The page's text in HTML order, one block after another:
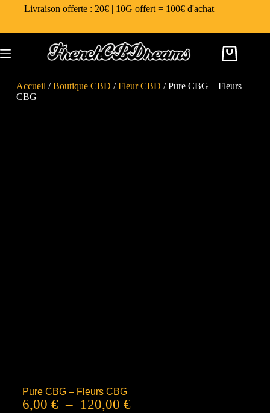
Livraison offerte : 20€ | 10G offert = 100€ d'achat
Accueil /Boutique CBD /Fleur CBD / Pure CBG – Fleurs
CBG
Pure CBG – Fleurs CBG
6,00 € – 120,00 €